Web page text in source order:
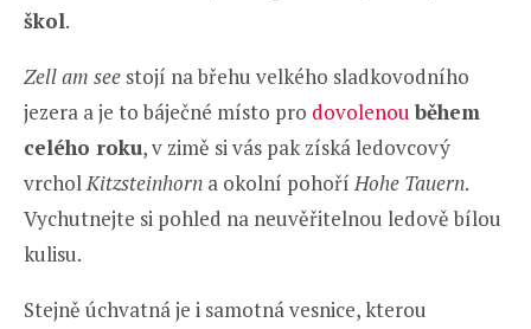
škol.
Zell am see stojí na břehu velkého sladkovodního
jezera a je to báječné místo pro dovolenou během
celého roku, v zimě si vás pak získá ledovcový
vrcholKitzsteinhorn a okolní pohoříHohe Tauern.
Vychutnejte si pohled na neuvěřitelnou ledově bílou
kulisu.
Stejně úchvatná je i samotná vesnice, kterou